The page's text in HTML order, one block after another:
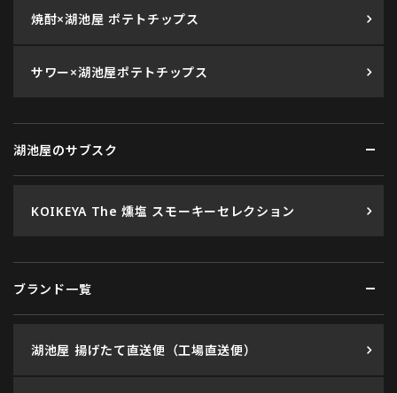
焼酎×湖池屋 ポテトチップス
サワー×湖池屋ポテトチップス
湖池屋のサブスク
KOIKEYA The 燻塩 スモーキーセレクション
ブランド一覧
湖池屋 揚げたて直送便（工場直送便）